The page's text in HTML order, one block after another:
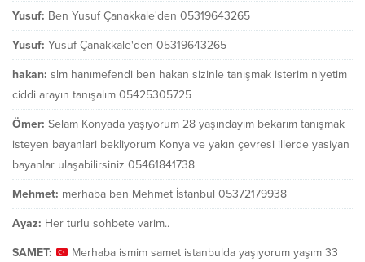
Yusuf: Ben Yusuf Çanakkale'den 05319643265
Yusuf: Yusuf Çanakkale'den 05319643265
hakan: slm hanımefendi ben hakan sizinle tanışmak isterim niyetim
ciddi arayın tanışalım 05425305725
Ömer: Selam Konyada yaşıyorum 28 yaşındayım bekarım tanışmak
isteyen bayanlari bekliyorum Konya ve yakın çevresi illerde yasiyan
bayanlar ulaşabilirsiniz 05461841738
Mehmet: merhaba ben Mehmet İstanbul 05372179938
Ayaz: Her turlu sohbete varim..
SAMET:
Merhaba ismim samet istanbulda yaşıyorum yaşım 33